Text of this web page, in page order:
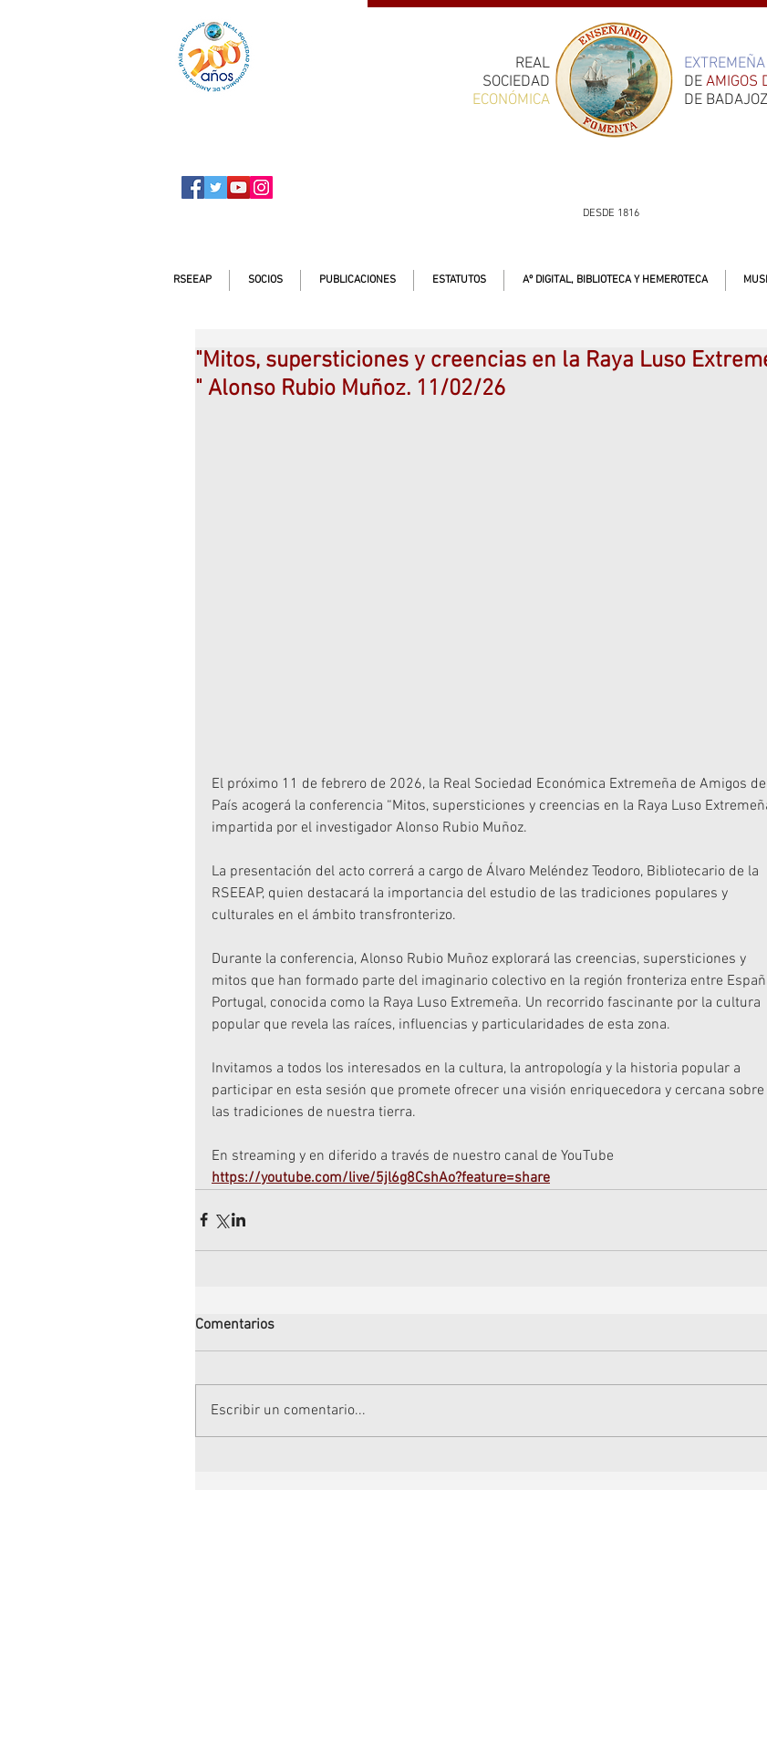
EXTREMEÑA
DE AMIGOS
DE BADAJOZ
REAL
SOCIEDAD
ECONÓMICA
DESDE 1816
RSEEAP SOCIOS PUBLICACIONES ESTATUTOS Aº DIGITAL, BIBLIOTECA Y HEMEROTECA
"Mitos, supersticiones y creencias en la Raya Luso
" Alonso Rubio Muñoz. 11/02/26
El próximo 11 de febrero de 2026, la Real Sociedad Económica Extremeña de Amigos
País acogerá la conferencia “Mitos, supersticiones y creencias en la Raya Luso
impartida por el investigador Alonso Rubio Muñoz.
La presentación del acto correrá a cargo de Álvaro Meléndez Teodoro, Bibliotecario de la
RSEEAP, quien destacará la importancia del estudio de las tradiciones populares y
culturales en el ámbito transfronterizo.
Durante la conferencia, Alonso Rubio Muñoz explorará las creencias, supersticiones y
mitos que han formado parte del imaginario colectivo en la región fronteriza entre
Portugal, conocida como la Raya Luso Extremeña. Un recorrido fascinante por la cultura
popular que revela las raíces, influencias y particularidades de esta zona.
Invitamos a todos los interesados en la cultura, la antropología y la historia popular a
participar en esta sesión que promete ofrecer una visión enriquecedora y cercana sobre
las tradiciones de nuestra tierra.
En streaming y en diferido a través de nuestro canal de YouTube
https://youtube.com/live/5jl6g8CshAo?feature=share
Comentarios
Escribir un comentario...